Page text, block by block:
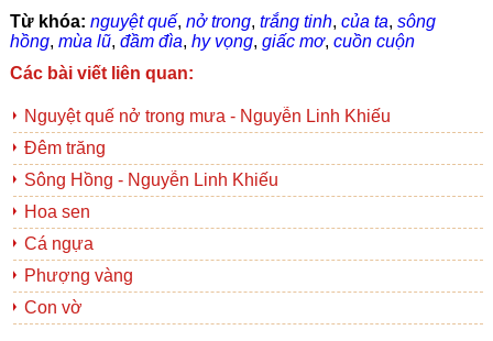
Từ khóa: nguyệt quế, nở trong, trắng tinh, của ta, sông
hồng, mùa lũ, đầm đìa, hy vọng, giấc mơ, cuồn cuộn
Các bài viết liên quan:
Nguyệt quế nở trong mưa - Nguyễn Linh Khiếu
Đêm trăng
Sông Hồng - Nguyễn Linh Khiếu
Hoa sen
Cá ngựa
Phượng vàng
Con vờ